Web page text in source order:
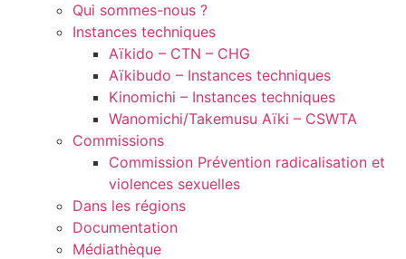
Qui sommes-nous ?
Instances techniques
Aïkido – CTN – CHG
Aïkibudo – Instances techniques
Kinomichi – Instances techniques
Wanomichi/Takemusu Aïki – CSWTA
Commissions
Commission Prévention radicalisation et
violences sexuelles
Dans les régions
Documentation
Médiathèque